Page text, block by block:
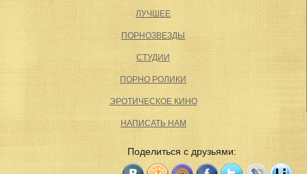
ЛУЧШЕЕ
ПОРНОЗВЕЗДЫ
СТУДИИ
ПОРНО РОЛИКИ
ЭРОТИЧЕСКОЕ КИНО
НАПИСАТЬ НАМ
Поделиться с друзьями: